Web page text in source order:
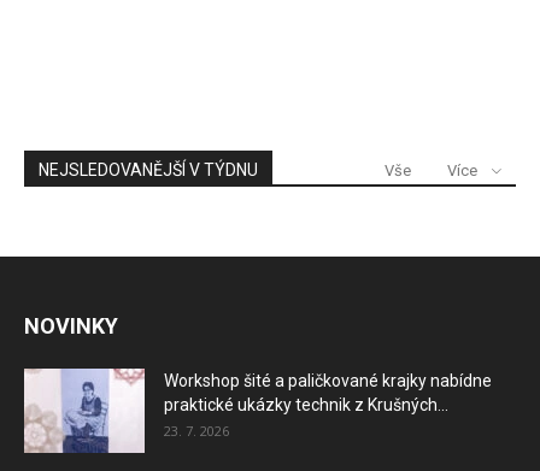
NEJSLEDOVANĚJŠÍ V TÝDNU Vše Více
NOVINKY
Workshop šité a paličkované krajky nabídne
praktické ukázky technik z Krušných...
23. 7. 2026